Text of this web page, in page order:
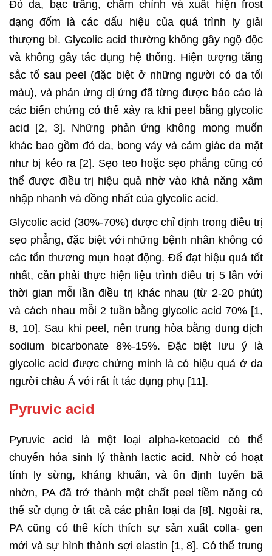
Đỏ da, bạc trắng, châm chính và xuất hiện frost
dạng đốm là các dấu hiệu của quá trình ly giải
thượng bì. Glycolic acid thường không gây ngộ độc
và không gây tác dụng hệ thống. Hiện tượng tăng
sắc tố sau peel (đặc biệt ở những người có da tối
màu), và phản ứng dị ứng đã từng được báo cáo là
các biến chứng có thể xảy ra khi peel bằng glycolic
acid [2, 3]. Những phản ứng không mong muốn
khác bao gồm đỏ da, bong vảy và cảm giác da mặt
như bị kéo ra [2]. Sẹo teo hoặc sẹo phẳng cũng có
thể được điều trị hiệu quả nhờ vào khả năng xâm
nhập nhanh và đồng nhất của glycolic acid.
Glycolic acid (30%-70%) được chỉ định trong điều trị
sẹo phẳng, đặc biệt với những bệnh nhân không có
các tổn thương mụn hoạt động. Để đạt hiệu quả tốt
nhất, cần phải thực hiện liệu trình điều trị 5 lần với
thời gian mỗi lần điều trị khác nhau (từ 2-20 phút)
và cách nhau mỗi 2 tuần bằng glycolic acid 70% [1,
8, 10]. Sau khi peel, nên trung hòa bằng dung dịch
sodium bicarbonate 8%-15%. Đặc biệt lưu ý là
glycolic acid được chứng minh là có hiệu quả ở da
người châu Á với rất ít tác dụng phụ [11].
Pyruvic acid
Pyruvic acid là một loại alpha-ketoacid có thể
chuyến hóa sinh lý thành lactic acid. Nhờ có hoạt
tính ly sừng, kháng khuẩn, và ổn định tuyến bã
nhờn, PA đã trở thành một chất peel tiềm năng có
thể sử dụng ở tất cả các phân loại da [8]. Ngoài ra,
PA cũng có thể kích thích sự sản xuất colla- gen
mới và sự hình thành sợi elastin [1, 8]. Có thể trung